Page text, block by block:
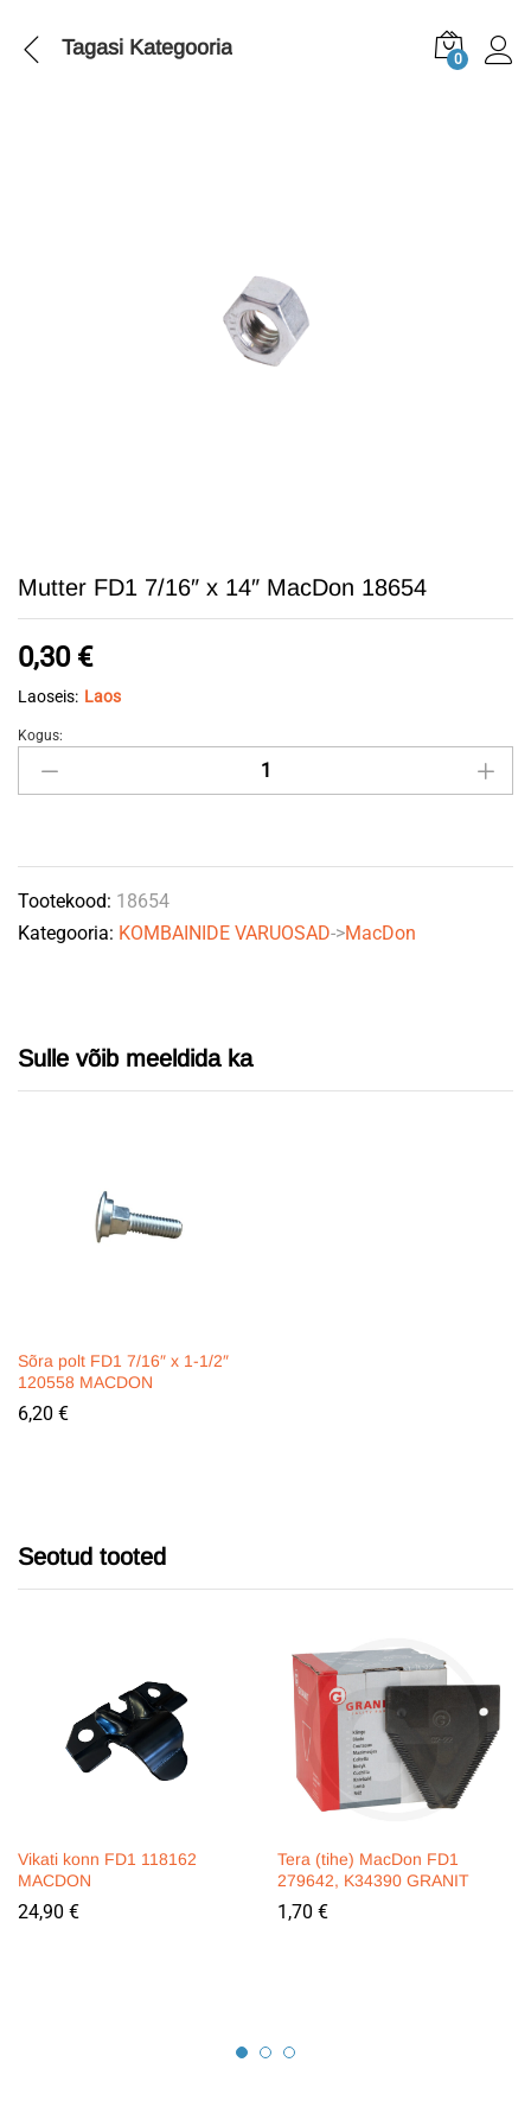
Tagasi Kategooria 0
Mutter FD1 7/16″ x 14″ MacDon 18654
0,30 €
Laoseis: Laos
Mutter
FD1
14"
MacDon
18654
Kogus:
Tootekood: 18654
Kategooria: KOMBAINIDE VARUOSAD->MacDon
Sulle võib meeldida ka
Sõra polt FD1 7/16″ x 1-1/2″
120558 MACDON
6,20 €
Seotud tooted
Vikati konn FD1 118162
MACDON
24,90 €
Tera (tihe) MacDon FD1
279642, K34390 GRANIT
1,70 €